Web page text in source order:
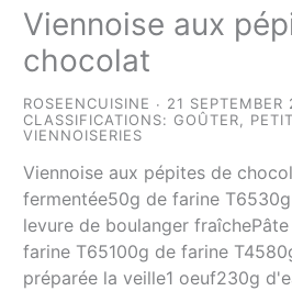
Viennoise aux
chocolat
ROSEENCUISINE
21 SEPTEMBER
CLASSIFICATIONS:GOÛTER,
VIENNOISERIES
Viennoise aux pépites de
fermentée50g de farine
levure de boulanger
farine T65100g de farine
préparée la veille1 oeuf230g